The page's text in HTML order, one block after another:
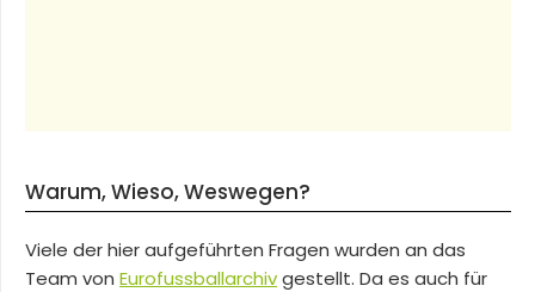
Warum, Wieso, Weswegen?
Viele der hier aufgeführten Fragen wurden an das
Team von Eurofussballarchivgestellt. Da es auch für